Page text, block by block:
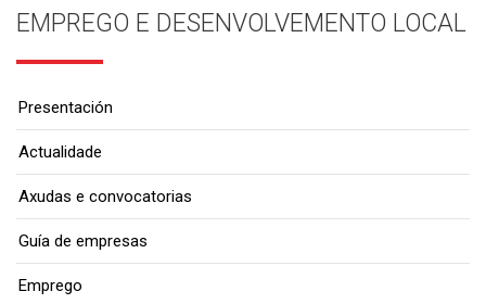
EMPREGO E DESENVOLVEMENTO LOCAL
Presentación
Actualidade
Axudas e convocatorias
Guía de empresas
Emprego